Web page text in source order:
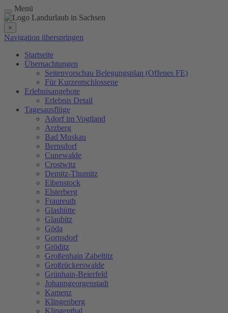
Menü
×
Navigation überspringen
Startseite
Übernachtungen
Seitenvorschau Belegungsplan (Offenes FE)
Für Kurzentschlossene
Erlebnisangebote
Erlebnis Detail
Tagesausflüge
Adorf im Vogtland
Arzberg
Bad Muskau
Bernsdorf
Cunewalde
Crostwitz
Demitz-Thumitz
Eibenstock
Elsterberg
Fraureuth
Glashütte
Glaubitz
Göda
Gornsdorf
Gröditz
Großenhain Zabeltitz
Großrückerswalde
Grünhain-Beierfeld
Johanngeorgenstadt
Kamenz
Klingenberg
Klingenthal